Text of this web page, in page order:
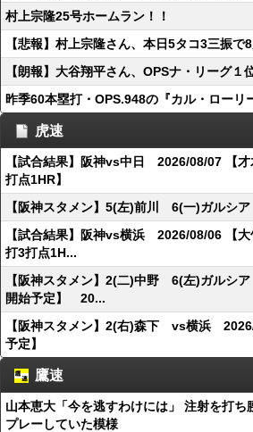
村上宗隆25号ホームラン！！
【悲報】村上宗隆さん、本日5タコ3三振で
【朗報】大谷翔平さん、OPSナ・リーグ１
昨季60本塁打・OPS.948の『カル・ローリ
虎速
【試合結果】阪神vs中日 2026/08/07 【
打点1HR】
【阪神スタメン】5(左)前川 6(一)ガル
【試合結果】阪神vs横浜 2026/08/06 【
打3打点1H...
【阪神スタメン】2(二)中野 6(左)ガル
開始予定】 20...
【阪神スタメン】2(右)森下 vs横浜
予定】
鷹速
山本恵大「今を逃すわけには」 注射を打ち
プレーしていた模様